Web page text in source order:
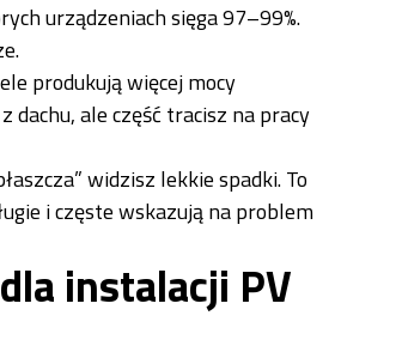
urządzeniach sięga 97–99%.
produkują więcej mocy
ale część tracisz na pracy
widzisz lekkie spadki. To
i częste wskazują na problem
instalacji PV